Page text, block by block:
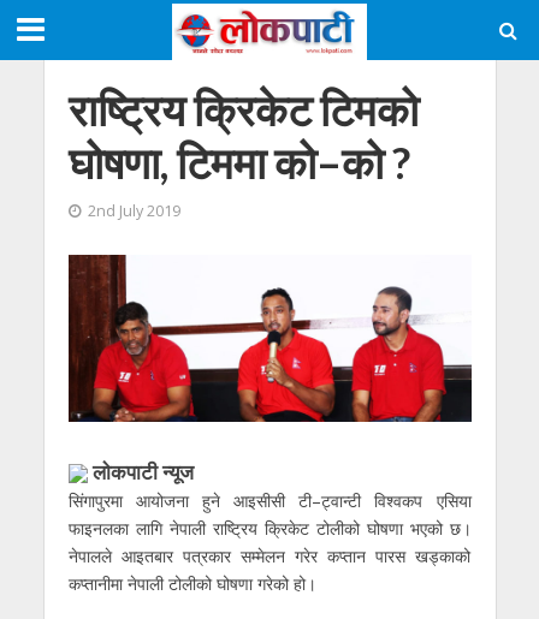
राष्ट्रिय क्रिकेट टिमको
घोषणा, टिममा को–को ?
2nd July 2019
लाेकपाटी न्यूज
सिंगापुरमा आयोजना हुने आइसीसी टी–ट्वान्टी विश्वकप एसिया
फाइनलका लागि नेपाली राष्ट्रिय क्रिकेट टोलीको घोषणा भएको छ।
नेपालले आइतबार पत्रकार सम्मेलन गरेर कप्तान पारस खड्काको
कप्तानीमा नेपाली टोलीको घोषणा गरेको हो।